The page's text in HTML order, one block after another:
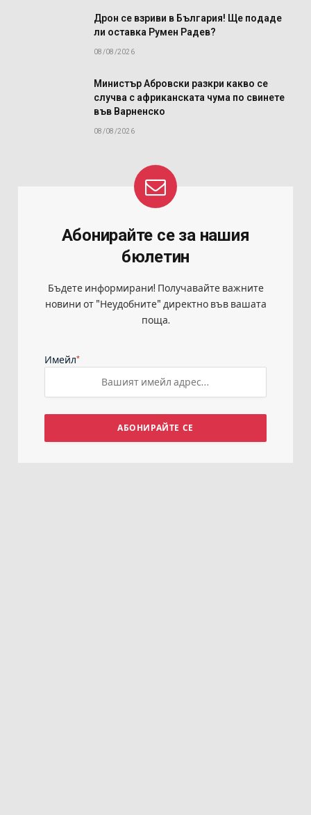
Дрон се взриви в България! Ще подаде
ли оставка Румен Радев?
08/08/2026
Министър Абровски разкри какво се
случва с африканската чума по свинете
във Варненско
08/08/2026
Абонирайте се за нашия
бюлетин
Бъдете информирани! Получавайте важните
новини от "Неудобните" директно във вашата
поща.
Имейл*